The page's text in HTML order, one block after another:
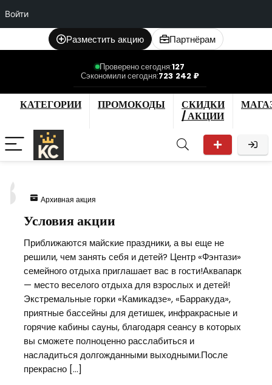
Войти
Разместить акцию Партнёрам
Проверено сегодня:127
Сэкономили сегодня:723 242 ₽
КАТЕГОРИИ ПРОМОКОДЫ
СКИДКИ
/ АКЦИИ
Архивная акция
Условия акции
Приближаются майские праздники, а вы еще не
решили, чем занять себя и детей? Центр «Фэнтази»
семейного отдыха приглашает вас в гости!Аквапарк
— место веселого отдыха для взрослых и детей!
Экстремальные горки «Камикадзе», «Барракуда»,
приятные бассейны для детишек, инфракрасные и
горячие кабины сауны, благодаря сеансу в которых
вы сможете полноценно расслабиться и
насладиться долгожданными выходными.После
прекрасно […]